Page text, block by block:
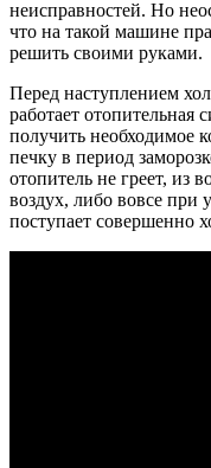
неисправностей. Но
что на такой машине
решить своими руками.
Перед наступлением
работает отопительная
получить необходимое
печку в период
отопитель не греет, из
воздух, либо вовсе при
поступает совершенно